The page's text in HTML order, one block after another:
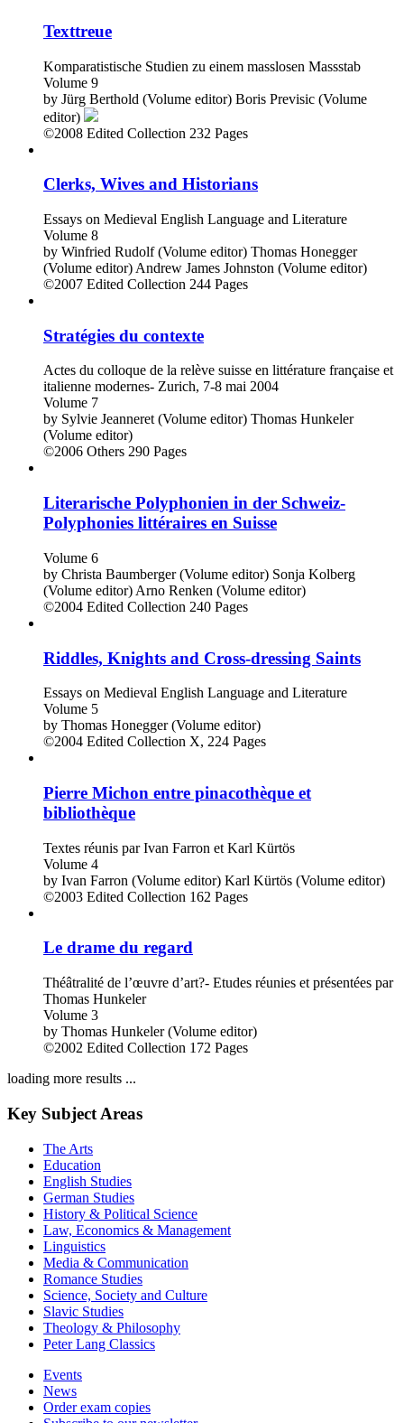
Texttreue
Komparatistische Studien zu einem masslosen Massstab
Volume 9
by Jürg Berthold (Volume editor) Boris Previsic (Volume
editor)
©2008 Edited Collection 232 Pages
Clerks, Wives and Historians
Essays on Medieval English Language and Literature
Volume 8
by Winfried Rudolf (Volume editor) Thomas Honegger
(Volume editor) Andrew James Johnston (Volume editor)
©2007 Edited Collection 244 Pages
Stratégies du contexte
Actes du colloque de la relève suisse en littérature française et
italienne modernes- Zurich, 7-8 mai 2004
Volume 7
by Sylvie Jeanneret (Volume editor) Thomas Hunkeler
(Volume editor)
©2006 Others 290 Pages
Literarische Polyphonien in der Schweiz-
Polyphonies littéraires en Suisse
Volume 6
by Christa Baumberger (Volume editor) Sonja Kolberg
(Volume editor) Arno Renken (Volume editor)
©2004 Edited Collection 240 Pages
Riddles, Knights and Cross-dressing Saints
Essays on Medieval English Language and Literature
Volume 5
by Thomas Honegger (Volume editor)
©2004 Edited Collection X, 224 Pages
Pierre Michon entre pinacothèque et
bibliothèque
Textes réunis par Ivan Farron et Karl Kürtös
Volume 4
by Ivan Farron (Volume editor) Karl Kürtös (Volume editor)
©2003 Edited Collection 162 Pages
Le drame du regard
Théâtralité de l’œuvre d’art?- Etudes réunies et présentées par
Thomas Hunkeler
Volume 3
by Thomas Hunkeler (Volume editor)
©2002 Edited Collection 172 Pages
loading more results ...
Key Subject Areas
The Arts
Education
English Studies
German Studies
History & Political Science
Law, Economics & Management
Linguistics
Media & Communication
Romance Studies
Science, Society and Culture
Slavic Studies
Theology & Philosophy
Peter Lang Classics
Events
News
Order exam copies